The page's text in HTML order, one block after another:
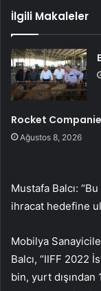
İlgili Makaleler
Rocket
Ağustos 8, 2026
Mustafa Balcı:
ihracat hedefine
Mobilya
Balcı, “IIFF 2022
bin, yurt